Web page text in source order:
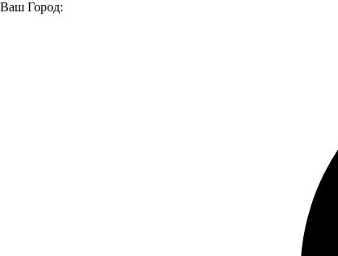
Ваш Город:
Главная страница